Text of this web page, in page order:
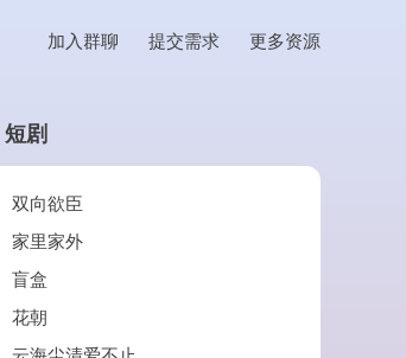
加入群聊 提交需求 更多资源
短剧
双向欲臣
家里家外
盲盒
花朝